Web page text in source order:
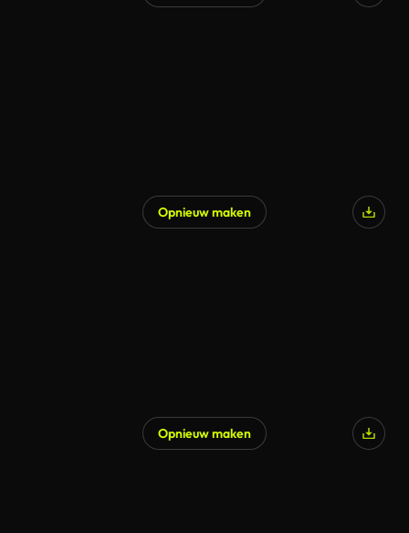
Opnieuw maken
Opnieuw maken